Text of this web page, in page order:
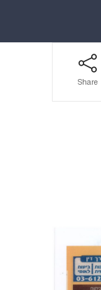
Share